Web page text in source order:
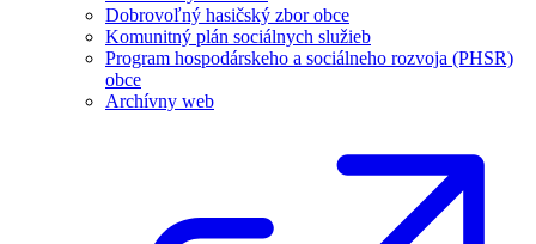
Dobrovoľný hasičský zbor obce
Komunitný plán sociálnych služieb
Program hospodárskeho a sociálneho rozvoja (PHSR)
obce
Archívny web